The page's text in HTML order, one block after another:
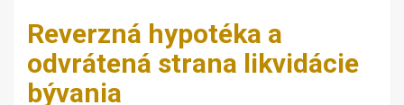
Reverzná hypotéka a
odvrátená strana likvidácie
bývania